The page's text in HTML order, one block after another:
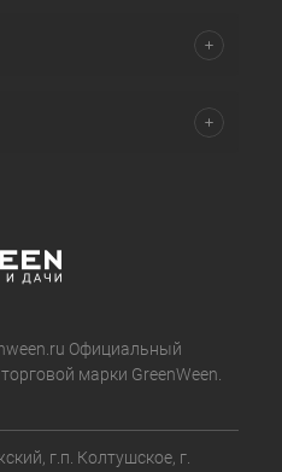
Официальный
марки GreenWeen.
г.п. Колтушское, г.